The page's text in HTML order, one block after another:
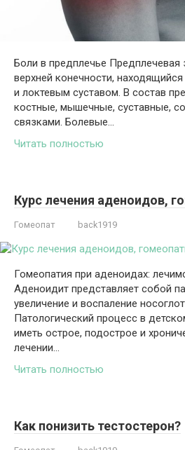
Боли в предплечье Предплечевая
верхней конечности,
и локтевым суставом. В состав
костные, мышечные, суставные,
связками. Болевые…
Читать полностью
Курс лечения аденоидов,
Гомеопат back1919
Гомеопатия при аденоидах:
Аденоидит представляет собой
увеличение и воспаление
Патологический процесс в
иметь острое, подострое и
лечении…
Читать полностью
Как понизить тестостерон?